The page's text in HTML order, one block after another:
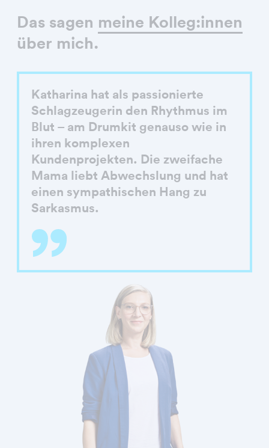
Das sagen meine Kolleg:innen
über mich.
Katharina hat als passionierte
Schlagzeugerin den Rhythmus im
Blut – am Drumkit genauso wie in
ihren komplexen
Kundenprojekten. Die zweifache
Mama liebt Abwechslung und hat
einen sympathischen Hang zu
Sarkasmus.